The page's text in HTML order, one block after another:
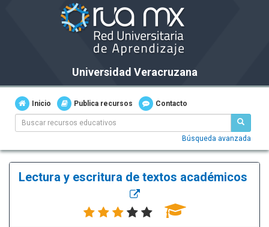
Universidad Veracruzana
Inicio Publica recursos Contacto
Búsqueda avanzada
Lectura y escritura de textos académicos